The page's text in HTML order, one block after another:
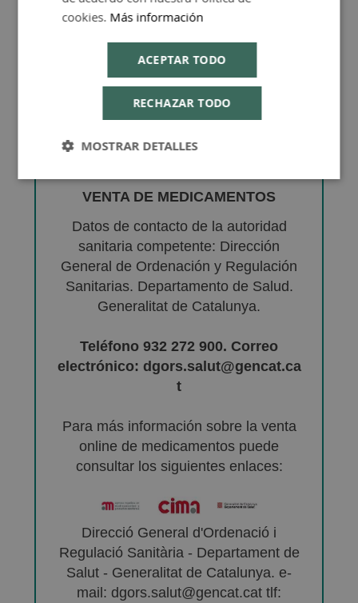
VENTA DE MEDICAMENTOS
Datos de contacto de la autoridad
sanitaria competente: Dirección
General de Ordenación y Regulación
Sanitarias. Departamento de Salud.
Generalitat de Catalunya.
Teléfono 932 272 900. Correo
electrónico: dgors.salut@gencat.ca
t
Para más información sobre la venta
online de medicamentos puede
consultar los siguientes enlaces:
Direcció General d'Ordenació i
Regulació Sanitària - Departament de
Salut - Generalitat de Catalunya. e-
mail: dgors.salut@gencat.cat tlf:
cookies. Más información
ACEPTAR TODO
RECHAZAR TODO
MOSTRAR DETALLES